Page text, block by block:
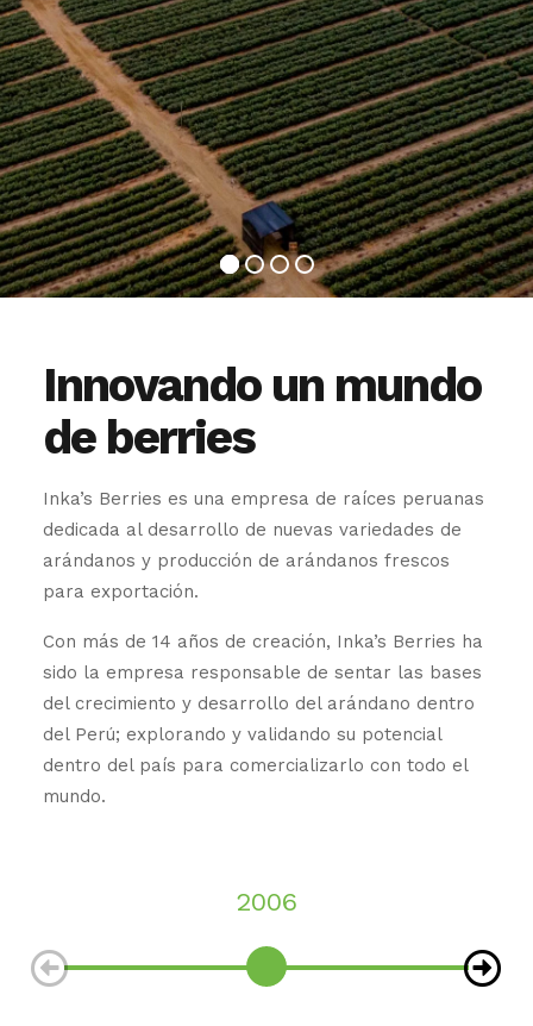
Innovando un mundo
de berries
Inka’s Berries es una empresa de raíces peruanas
dedicada al desarrollo de nuevas variedades de
arándanos y producción de arándanos frescos
para exportación.
Con más de 14 años de creación, Inka’s Berries ha
sido la empresa responsable de sentar las bases
del crecimiento y desarrollo del arándano dentro
del Perú; explorando y validando su potencial
dentro del país para comercializarlo con todo el
mundo.
2006